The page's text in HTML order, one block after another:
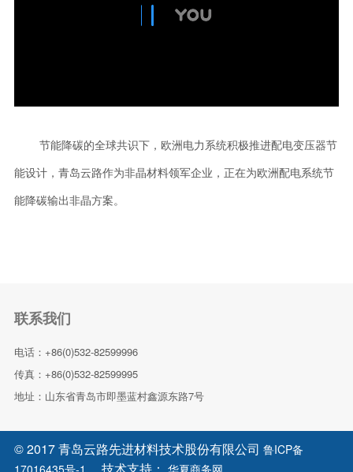
节能降碳的全球共识下，欧洲电力系统积极推进配电变压器节
能设计，青岛云路作为非晶材料领军企业，正在为欧洲配电系统节
能降碳输出非晶方案。
联系我们
电话：+86(0)532-82599996
传真：+86(0)532-82599995
地址：山东省青岛市即墨蓝村鑫源东路7号
© 2017 青岛云路先进材料技术股份有限公司 鲁ICP备
17016435号-1
华夏商务网